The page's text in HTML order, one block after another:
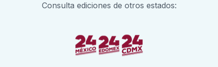
Consulta ediciones de otros estados: